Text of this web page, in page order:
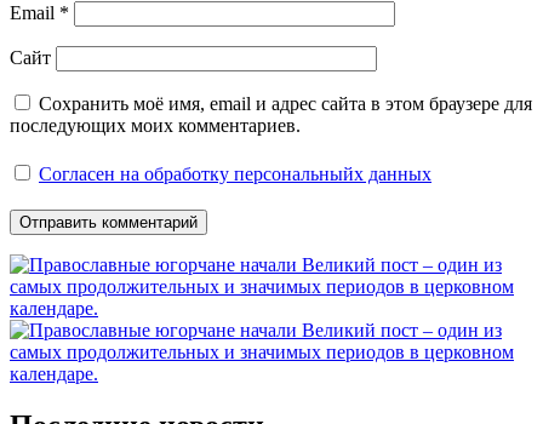
Email *
Сайт
Сохранить моё имя, email и адрес сайта в этом браузере для
последующих моих комментариев.
Согласен на обработку персональныйх данных